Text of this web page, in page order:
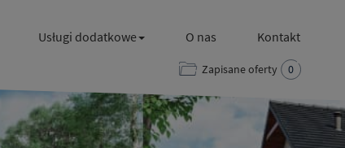
Usługi dodatkowe O nas Kontakt
Zapisane oferty 0